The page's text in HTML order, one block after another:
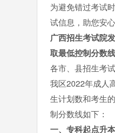
为避免错过考试
试信息，助您安
广西招生考试院
取最低控制分数
各市、县招生考
我区2022年成人
生计划数和考生
制分数线如下：
一、专科起点升